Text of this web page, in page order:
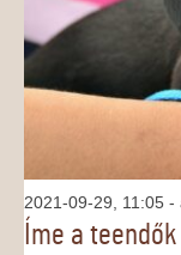
2021-09-29, 11:05 -
Íme a